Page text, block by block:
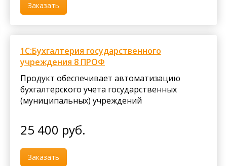
Заказать
1С:Бухгалтерия государственного
учреждения 8 ПРОФ
Продукт обеспечивает автоматизацию
бухгалтерского учета государственных
(муниципальных) учреждений
25 400 руб.
Заказать